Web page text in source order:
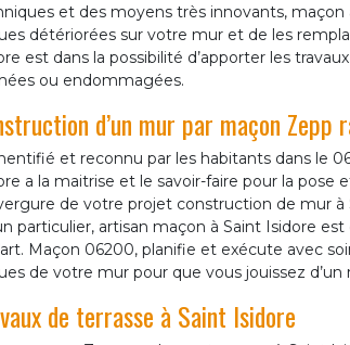
et des moyens très innovants, maçon
détériorées sur votre mur et de les
est dans la possibilité d’apporter les
ou endommagées.
d’un mur par maçon Zepp
et reconnu par les habitants dans le
a la maitrise et le savoir-faire pour la
de votre projet construction de mur
particulier, artisan maçon à Saint Isidore
Maçon 06200, planifie et exécute avec
de votre mur pour que vous jouissez d’un
de terrasse à Saint Isidore